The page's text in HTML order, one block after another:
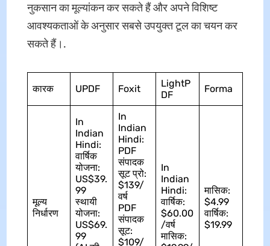
नुकसान का मूल्यांकन कर सकते हैं और अपने विशिष्ट
आवश्यकताओं के अनुसार सबसे उपयुक्त टूल का चयन कर
सकते हैं।.
कारक UPDF Foxit
LightP
DF
Forma
मूल्य
निर्धारण
In
Indian
Hindi:
वार्षिक
योजना:
US$39.
99
स्थायी
योजना:
US$69.
99
In
Indian
Hindi:
PDF
संपादक
सूट प्रो:
$139/
वर्ष
PDF
संपादक
सूट:
$109/
In
Indian
Hindi:
वार्षिक:
$60.00
/वर्ष
मासिक:
मासिक:
$4.99
वार्षिक:
$19.99